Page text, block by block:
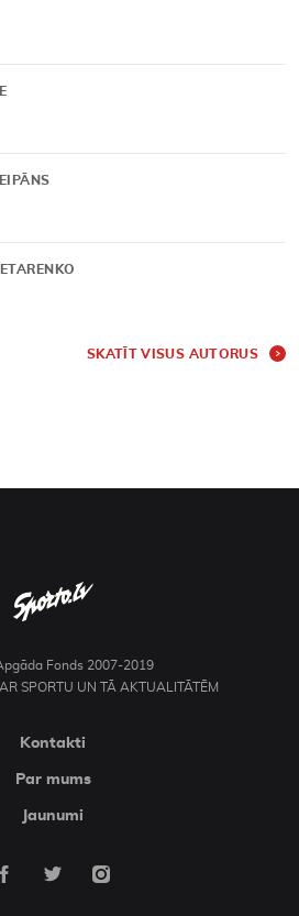
SKATĪT VISUS AUTORUS
Fonds 2007-2019
SPORTU UN TĀ AKTUALITĀTĒM
Kontakti
Par mums
Jaunumi